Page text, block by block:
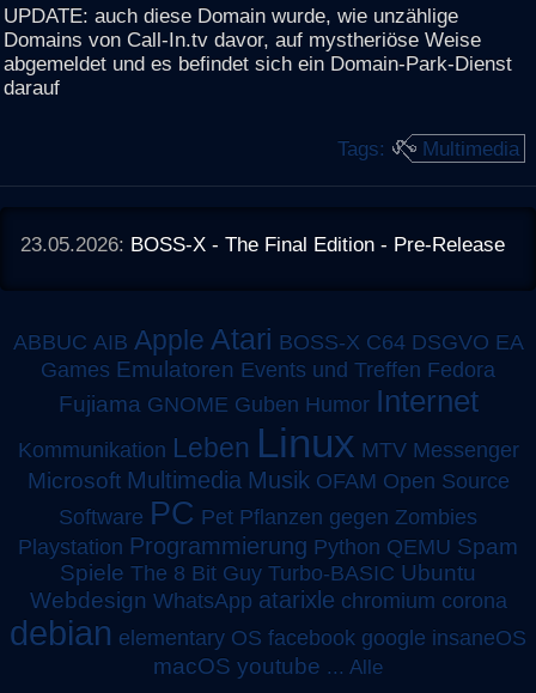
UPDATE: auch diese Domain wurde, wie unzählige
Domains von Call-In.tv davor, auf mystheriöse Weise
abgemeldet und es befindet sich ein Domain-Park-Dienst
darauf
Tags: Multimedia
23.05.2026: BOSS-X - The Final Edition - Pre-Release
ABBUC AIB Apple Atari BOSS-X C64 DSGVO EA
Games Emulatoren Events und Treffen Fedora
Fujiama GNOME Guben Humor Internet
Kommunikation Leben Linux MTV Messenger
Microsoft Multimedia Musik OFAM Open Source
Software PC Pet Pflanzen gegen Zombies
Playstation Programmierung Python QEMU Spam
Spiele The 8 Bit Guy Turbo-BASIC Ubuntu
Webdesign WhatsApp atarixle chromium corona
debian elementary OS facebook google insaneOS
macOS youtube ... Alle